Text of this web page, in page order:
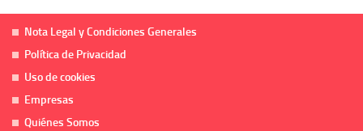
Nota Legal y Condiciones Generales
Política de Privacidad
Uso de cookies
Empresas
Quiénes Somos